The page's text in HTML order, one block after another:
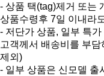
- 상품 택(tag)제거 또는
상품수령후 7일 이내라
- 저단가 상품, 일부 특
고객께서 배송비를 부
제외)
- 일부 상품은 신모델 출